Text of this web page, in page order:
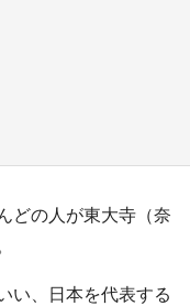
どの人が東大寺（奈
い、日本を代表する